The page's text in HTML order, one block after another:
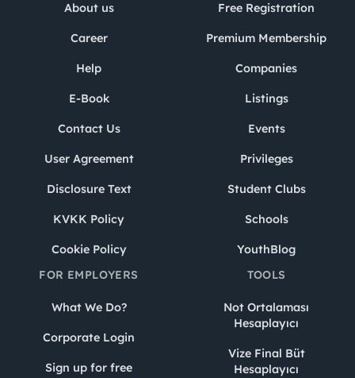
About us
Career
Help
E-Book
Contact Us
User Agreement
Disclosure Text
KVKK Policy
Cookie Policy
Free Registration
Premium Membership
Companies
Listings
Events
Privileges
Student Clubs
Schools
YouthBlog
FOR EMPLOYERS
What We Do?
Corporate Login
Sign up for free
TOOLS
Not Ortalaması
Hesaplayıcı
Vize Final Büt
Hesaplayıcı